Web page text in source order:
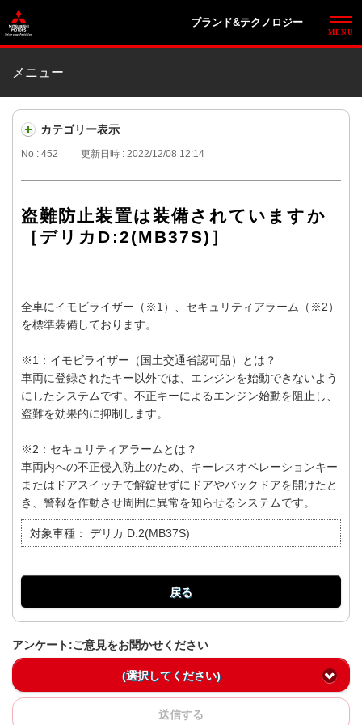
ブランド&テクノロジー
メニュー
カテゴリー表示
No : 452 更新日時 : 2022/12/08 12:14
盗難防止装置は装備されていますか
［デリカD:2(MB37S)］
全車にイモビライザー（※1）、セキュリティアラーム（※2）
を標準装備しております。
※1：イモビライザー（国土交通省認可品）とは？
車両に登録されたキー以外では、エンジンを始動できないよう
にしたシステムです。不正キーによるエンジン始動を阻止し、
盗難を効果的に抑制します。
※2：セキュリティアラームとは？
車両内への不正侵入防止のため、キーレスオペレーションキー
またはドアスイッチで解錠せずにドアやバックドアを開けたと
き、警報を作動させ周囲に異常を知らせるシステムです。
対象車種： デリカ D:2(MB37S)
戻る
アンケート:ご意見をお聞かせください
(選択してください)
送信する